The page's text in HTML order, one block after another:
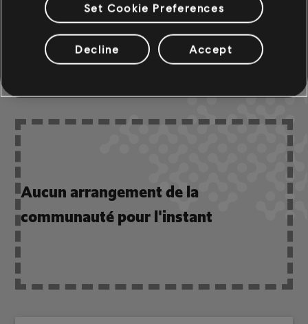
ARRANGEMENTS DE LA
Aucun arrangement de la
communauté pour l'instant
Set Cookie Preferences
Decline Accept